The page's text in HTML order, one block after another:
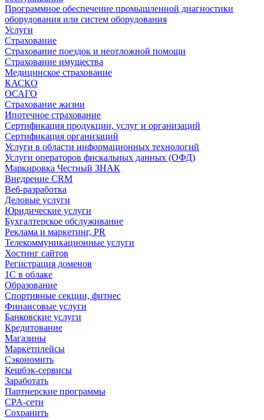
Программное обеспечение промышленной диагностики
оборудования или систем оборудования
Услуги
Страхование
Страхование поездок и неотложной помощи
Страхование имущества
Медицинское страхование
КАСКО
ОСАГО
Страхование жизни
Ипотечное страхование
Сертификация продукции, услуг и организаций
Сертификация организаций
Услуги в области информационных технологий
Услуги операторов фискальных данных (ОФД)
Маркировка Честный ЗНАК
Внедрение CRM
Веб-разработка
Деловые услуги
Юридические услуги
Бухгалтерское обслуживание
Реклама и маркетинг, PR
Телекоммуникационные услуги
Хостинг сайтов
Регистрация доменов
1С в облаке
Образование
Спортивные секции, фитнес
Финансовые услуги
Банковские услуги
Кредитование
Магазины
Маркетплейсы
Сэкономить
Кешбэк-сервисы
Заработать
Партнерские программы
CPA-сети
Сохранить